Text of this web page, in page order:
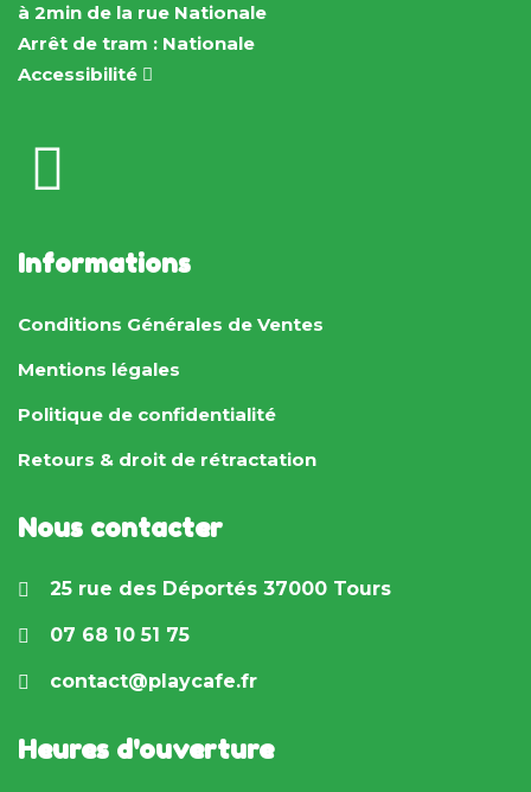
à 2min de la rue Nationale
Arrêt de tram : Nationale
Accessibilité
Informations
Conditions Générales de Ventes
Mentions légales
Politique de confidentialité
Retours & droit de rétractation
Nous contacter
25 rue des Déportés 37000 Tours
07 68 10 51 75
contact@playcafe.fr
Heures d'ouverture